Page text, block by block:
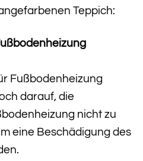
Teppich:
Fußbodenheizung
darauf, die
nicht zu
eine Beschädigung des